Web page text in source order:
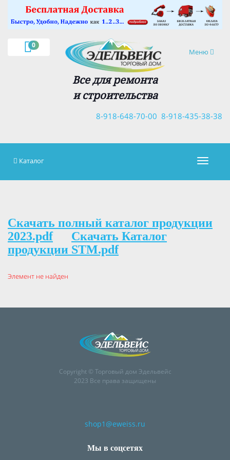
0
Навигация
Меню
Все для ремонта
и строительства
8-918-435-38-38
8-918-648-70-00
×
Каталог
Скачать полный каталог продукции
2023.pdf
Скачать Каталог
продукции STM.pdf
Элемент не найден
Copyright © Торговый дом Эдельвейс
2023 Все права защищены
shop1@eweiss.ru
Мы в соцсетях